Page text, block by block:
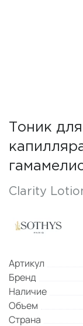
Тоник
Clarity
Артикул
Бренд
Наличие
Объем
Страна